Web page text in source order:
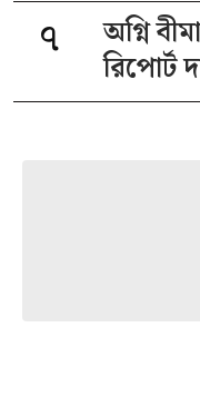
৭
অগ্নি